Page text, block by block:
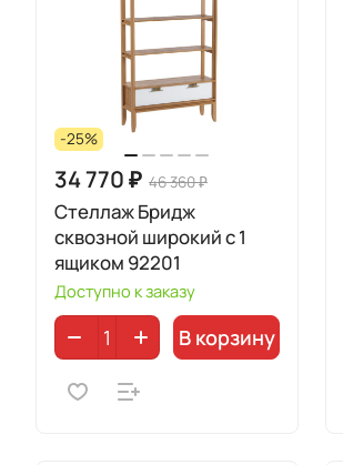
-25%
34 770 ₽ 46 360 ₽
Стеллаж Бридж
сквозной широкий с 1
ящиком 92201
Доступно к заказу
В корзину